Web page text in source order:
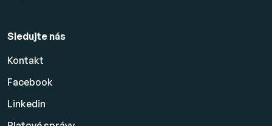
Sledujte nás
Kontakt
Facebook
Linkedin